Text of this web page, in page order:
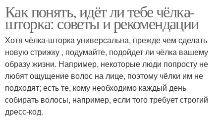
Как понять, идёт ли тебе чёлка-
шторка: советы и рекомендации
Хотя чёлка-шторка универсальна, прежде чем сделать
новую стрижку , подумайте, подойдет ли чёлка вашему
образу жизни. Например, некоторые люди попросту не
любят ощущение волос на лице, поэтому чёлки им не
подходят; есть те, кому необходимо каждый день
собирать волосы, например, если того требует строгий
дресс-код.